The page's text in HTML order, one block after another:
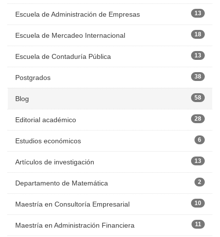
Escuela de Administración de Empresas 13
Escuela de Mercadeo Internacional 18
Escuela de Contaduría Pública 13
Postgrados 38
Blog 58
Editorial académico 28
Estudios económicos 6
Artículos de investigación 13
Departamento de Matemática 2
Maestría en Consultoría Empresarial 10
Maestría en Administración Financiera 11